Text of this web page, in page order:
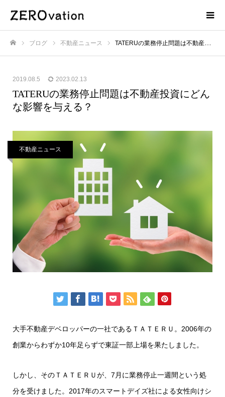
ブログ 不動産ニュース TATERUの業務停止問題は不動産投資にどんな影響を与える？
2019.08.5 2023.02.13
TATERUの業務停止問題は不動産投資にどん
な影響を与える？
不動産ニュース
大手不動産デベロッパーの一社であるＴＡＴＥＲＵ。2006年の
創業からわずか10年足らずで東証一部上場を果たしました。
しかし、そのＴＡＴＥＲＵが、7月に業務停止一週間という処
分を受けました。2017年のスマートデイズ社による女性向けシ